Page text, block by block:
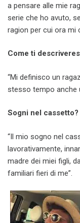
a pensare alle mie
serie che ho avuto,
ragion per cui ora mi
Come ti
“Mi definisco un
stesso tempo anche
Sogni nel cassetto?
“Il mio sogno nel
lavorativamente,
madre dei miei figli,
familiari fieri di me”.